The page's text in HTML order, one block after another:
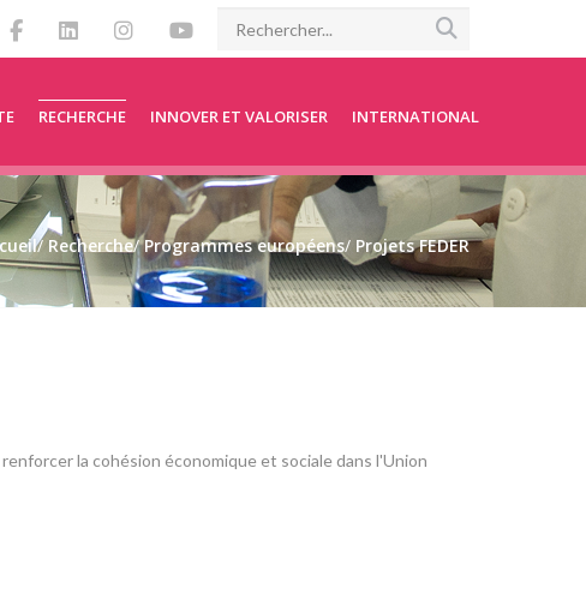
RECHERCHE INNOVER ET VALORISER INTERNATIONAL
/ Recherche/Programmes européens/ Projets FEDER
la cohésion économique et sociale dans l'Union